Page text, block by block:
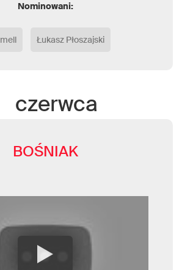
Nominowani:
Łukasz Płoszajski
czerwca
BOŚNIAK